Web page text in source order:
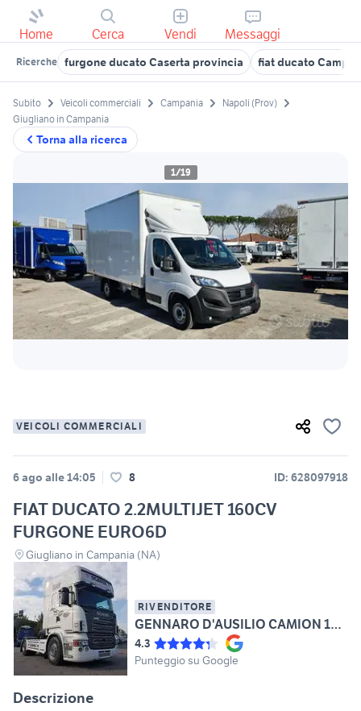
Home Cerca Vendi Messaggi
Ricerche furgone ducato Caserta provincia fiat ducato
Torna alla ricerca
Subito Veicoli commerciali Campania
Napoli (Prov)
Giugliano in Campania
1/19
VEICOLI COMMERCIALI
6 ago alle 14:05 8 ID: 628097918
FIAT DUCATO 2.2MULTIJET 160CV
FURGONE EURO6D
Giugliano in Campania (NA)
RIVENDITORE
GENNARO D'AUSILIO CAMION 1970
4.3
Punteggio su Google
Descrizione